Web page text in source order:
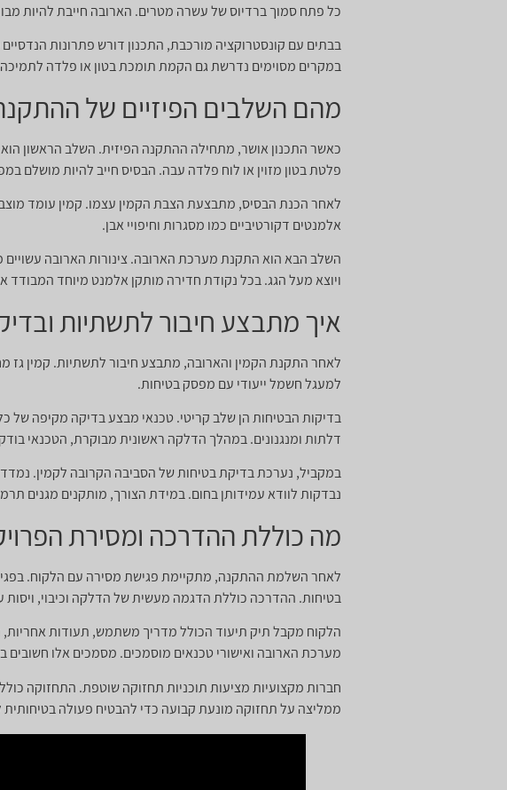
כל פתח סמוך ברדיוס של עשרה מטרים. הארובה חייבת להיות
בבתים עם קונסטרוקציה מורכבת, התכנון דורש פתרונות
במקרים מסוימים נדרשת גם הקמת תומכת בטון או פלדה
מהם השלבים הפיזיים של
כאשר התכנון אושר, מתחילה ההתקנה הפיזית. השלב הראשון
פלטת בטון מזוין או לוח פלדה עבה. הבסיס חייב להיות מושלם
לאחר הכנת הבסיס, מתבצעת הצבת הקמין עצמו. קמין עומד מוצב
אלמנטים דקורטיביים כמו מסגרות וחיפויי אבן.
השלב הבא הוא התקנת מערכת הארובה. צינורות הארובה עשויים
ויוצא מעל הגג. בכל נקודת חדירה מותקן אלמנט מיוחד המבודד
איך מתבצע חיבור לתשתיות
לאחר התקנת הקמין והארובה, מתבצע חיבור לתשתיות. קמין גז
למעגל חשמל ייעודי עם מפסק בטיחות.
בדיקות הבטיחות הן שלב קריטי. טכנאי מבצע בדיקה מקיפה
דלתות ומנגנונים. במהלך הדלקה ראשונית מבוקרת, הטכנאי
במקביל, נערכת בדיקת בטיחות של הסביבה הקרובה לקמין.
נבדקות לוודא עמידותן בחום. במידת הצורך, מותקנים מגנים
מה כוללת ההדרכה ומסירת
לאחר השלמת ההתקנה, מתקיימת פגישת מסירה עם הלקוח.
בטיחות. ההדרכה כוללת הדגמה מעשית של הדלקה וכיבוי, ויסות
הלקוח מקבל תיק תיעוד הכולל מדריך משתמש, תעודות
מערכת הארובה ואישורי טכנאים מוסמכים. מסמכים אלו
חברות מקצועיות מציעות תוכניות תחזוקה שוטפת. התחזוקה
ממליצה על תחזוקה מונעת קבועה כדי להבטיח פעולה בטיחותית